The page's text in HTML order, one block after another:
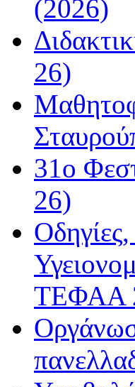
(2026)
26)
31ο
26)
ΤΕΦΑΑ